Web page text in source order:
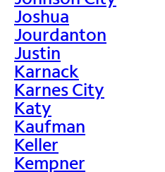
Joshua
Jourdanton
Justin
Karnack
Karnes City
Katy
Kaufman
Keller
Kempner